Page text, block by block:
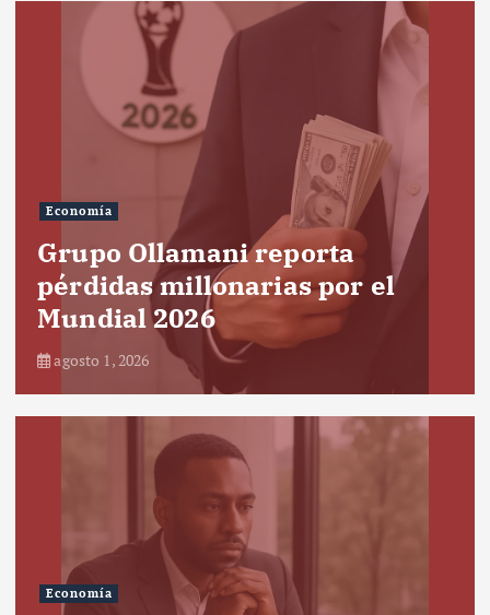
Economía
Grupo Ollamani reporta
pérdidas millonarias por el
Mundial 2026
agosto 1, 2026
Economía